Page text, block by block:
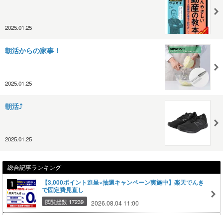
2025.01.25
朝活からの家事！
2025.01.25
朝活⤴️
2025.01.25
総合記事ランキング
【3,000ポイント進呈×抽選キャンペーン実施中】楽天でんき
で固定費見直し
閲覧総数 17239 2026.08.04 11:00